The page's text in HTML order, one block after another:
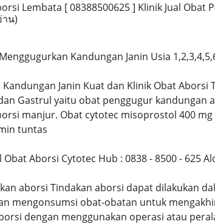
Lembata [ 08388500625 ] Klinik Jual Obat
าน)
Kandungan Janin Usia
Janin Kuat dan Klinik Obat
Gastrul yaitu obat penggugur
manjur. Obat cytotec misoprostol 400
tuntas
Obat Aborsi Cytotec Hub : 0838 - 8500 - 625
aborsi Tindakan aborsi dapat dilakukan
mengonsumsi obat-obatan untuk
dengan menggunakan operasi atau